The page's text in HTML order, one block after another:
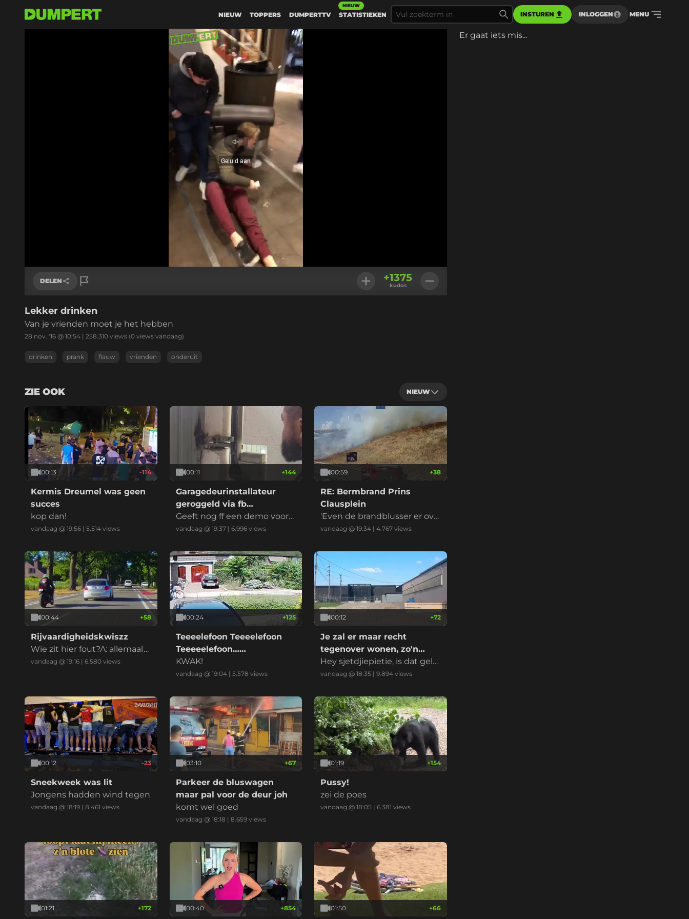
NIEUW TOPPERS DUMPERTTV STATISTIEKEN
NIEUW
INSTUREN INLOGGEN MENU
Er gaat iets mis...
Geluid
aan
Geluid aan
Uno reverse op politieauto
Ben je van de trap gevallen
tijd
Geladen:
100.00%
DELEN
Link kopiëren
+1375
kudos
Lekker drinken
Van je vrienden moet je het hebben
28 nov. '16 @ 10:54 | 258.310 views (0 views vandaag)
drinken prank flauw vrienden onderuit
ZIE OOK NIEUW
00:13 -114
Kermis Dreumel was geen
succes
kop dan!
vandaag @ 19:56 | 5.514 views
00:11 +144
Garagedeurinstallateur
geroggeld via fb
marktplaats
Geeft nog ff een demo voord
at ik betaal
vandaag @ 19:37| 6.996views
00:59 +38
RE: Bermbrand Prins
Clausplein
'Even de brandblusser er ove
r en het is geblust' riep iema
vandaag @ 19:34 |4.767 views
00:44 +58
Rijvaardigheidskwiszz
Wie zit hier fout?A: allemaal
B: iedereenC: alle betrokken
vandaag @ 19:16 | 6.580 views
00:24 +125
Teeeelefoon Teeeelefoon
Teeeeelefoon……
KWAK!
vandaag @ 19:04| 5.578 views
00:12 +72
Je zal er maar recht
tegenover wonen, zo'n
datacenter
Hey sjetdjiepietie, is dat gelui
d normaal?
vandaag @ 18:35 |9.894 views
00:12 -23
Sneekweek was lit
Jongens hadden wind tegen
vandaag @ 18:19 | 8.461 views
03:10 +67
Parkeer de bluswagen
maar pal voor de deur joh
komt wel goed
vandaag @ 18:18 | 8.659views
01:19 +154
Pussy!
zei de poes
vandaag @ 18:05 |6.381 views
01:21 +172 00:40 +854 01:50 +66